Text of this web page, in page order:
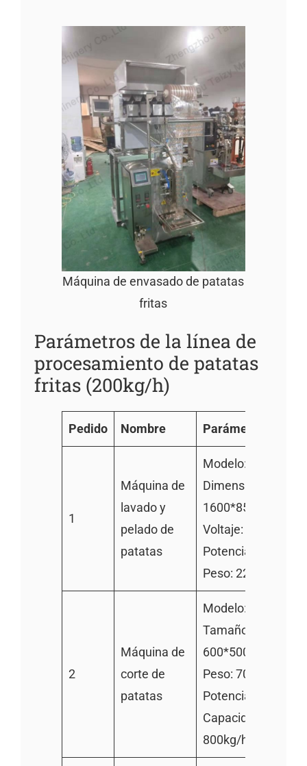
Máquina de envasado de patatas
fritas
Parámetros de la línea de
procesamiento de patatas
fritas (200kg/h)
Pedido Nombre Parámetro
1
Máquina de
lavado y
pelado de
patatas
Modelo: TZ-800
Dimensiones:
1600*850*800mm
Voltaje: 380v/220v
Potencia: 0.75kw
Peso: 220kg
2
Máquina de
corte de
patatas
Modelo: TZ-600
Tamaño:
600*500*900mm
Peso: 70KG
Potencia: 0.75KW
Capacidad: 500-
800kg/h